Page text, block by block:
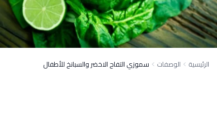
الرئيسية الوصفات سموزي التفاح الاخضر والسبانخ للأطفال